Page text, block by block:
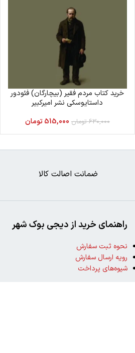
خرید کتاب مردم فقیر (بیچارگان) فئودور
داستایوسکی نشر امیرکبیر
630,000 تومان 515,000 تومان
ضمانت اصالت کالا
راهنمای خرید از دیجی بوک شهر
نحوه ثبت سفارش
رویه ارسال سفارش
شیوه‌های پرداخت